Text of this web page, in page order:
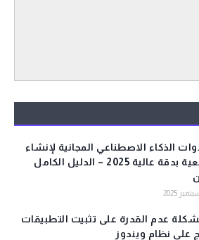
الذكاء الاصطناعي المجانية لإنشاء
صور واقعية بدقة عالية 2025 – الدليل الكامل
عدم القدرة على تثبيت التطبيقات
على نظام ويندوز